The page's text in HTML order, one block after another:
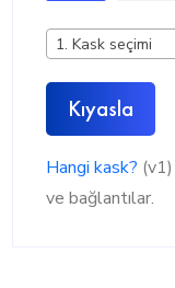
1. Kask seçimi
Kıyasla
Hangi kask? (v1)
ve bağlantılar.